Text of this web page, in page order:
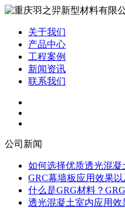
关于我们
产品中心
工程案例
新闻资讯
联系我们
公司新闻
如何选择优质透光混凝
GRC幕墙板应用效果
什么是GRG材料？
透光混凝土室内应用